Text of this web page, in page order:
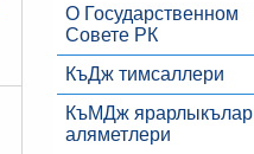
О Государственном
Совете РК
КъДж тимсаллери
КъМДж ярарлыкълар
аляметлери